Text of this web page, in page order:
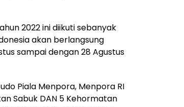
2022 ini diikuti sebanyak
akan berlangsung
sampai dengan 28 Agustus
Piala Menpora, Menpora RI
Sabuk DAN 5 Kehormatan